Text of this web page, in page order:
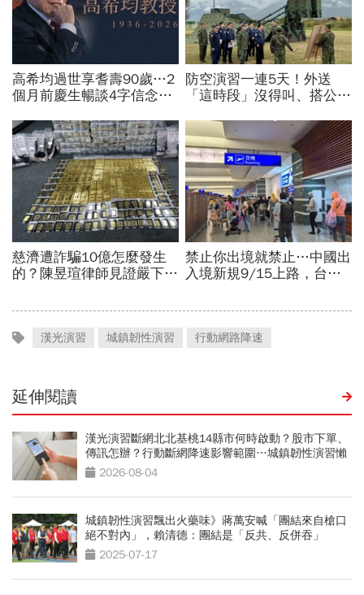
漢光演習 城鎮韌性演習 行動網路降速
延伸閱讀
漢光演習斷網北北基桃14縣市何時啟動？股市下單、
傳訊怎辦？行動斷網降速影響範圍…城鎮韌性演習懶
人包2026-08-04
城鎮韌性演習飄出火藥味》蔣萬安喊「團結來自槍口
絕不對內」，賴清德：團結是「反共、反併吞」
2025-07-17